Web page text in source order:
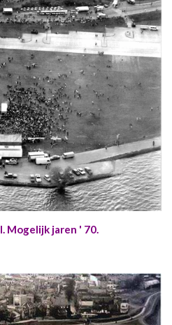
Mogelijk jaren ' 70.